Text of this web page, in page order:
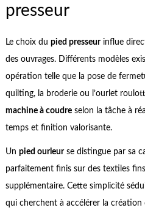
presseur
Le choix du pied presseurinflue
des ouvrages. Différents modèles
opération telle que la pose de
quilting, la broderie ou l’ourlet
machine à coudreselon la tâche à
temps et finition valorisante.
Un pied ourleurse distingue par sa
parfaitement finis sur des textiles
supplémentaire. Cette simplicité
qui cherchent à accélérer la création